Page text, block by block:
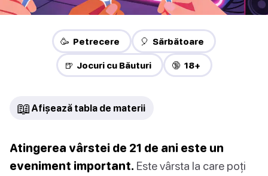
🥳 Petrecere 🎈 Sărbătoare
🍺 Jocuri cu Băuturi 🔞 18+
📖 Afișează tabla de materii
Atingerea vârstei de 21 de ani este un
eveniment important. Este vârsta la care poți